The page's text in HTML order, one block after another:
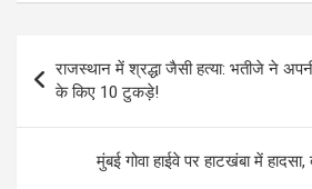
navigation
राजस्थान में श्रद्धा जैसी हत्या: भतीजे ने
के किए 10 टुकड़े!
मुंबई गोवा हाईवे पर हाटखंबा में